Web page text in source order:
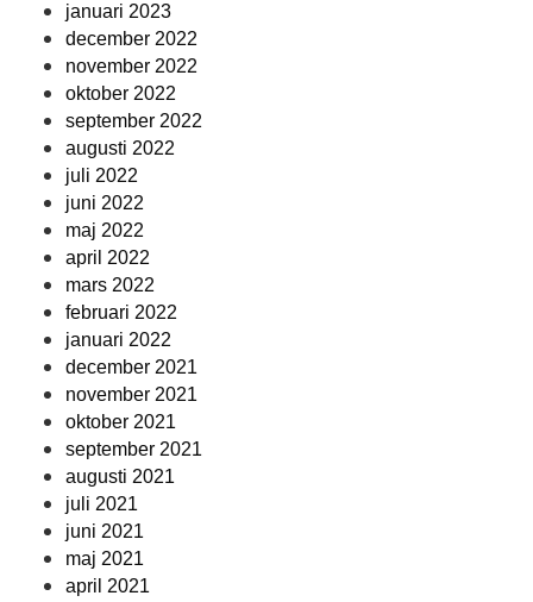
januari 2023
december 2022
november 2022
oktober 2022
september 2022
augusti 2022
juli 2022
juni 2022
maj 2022
april 2022
mars 2022
februari 2022
januari 2022
december 2021
november 2021
oktober 2021
september 2021
augusti 2021
juli 2021
juni 2021
maj 2021
april 2021